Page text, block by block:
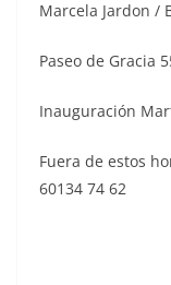
Marcela Jardon /
Paseo de Gracia
Inauguración
Fuera de estos
60134 74 62